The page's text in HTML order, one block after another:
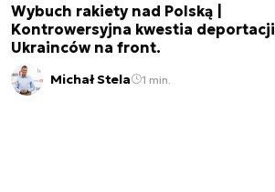
Wybuch rakiety nad Polską |
Kontrowersyjna kwestia deportacji
Ukrainców na front.
Michał Stela 1 min.